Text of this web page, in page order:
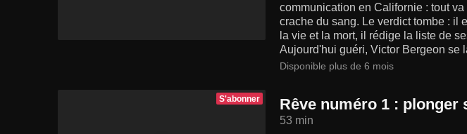
communication en Californie : tout
crache du sang. Le verdict tombe : il
la vie et la mort, il rédige la liste de
Aujourd'hui guéri, Victor Bergeon se
Disponible plus de 6 mois
S'abonner Rêve numéro 1 : plonger
53 min